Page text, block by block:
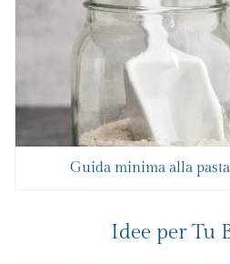
Guida minima alla
Idee per Tu